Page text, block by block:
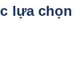
lựa chọn